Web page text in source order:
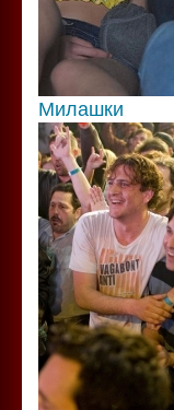
Милашки